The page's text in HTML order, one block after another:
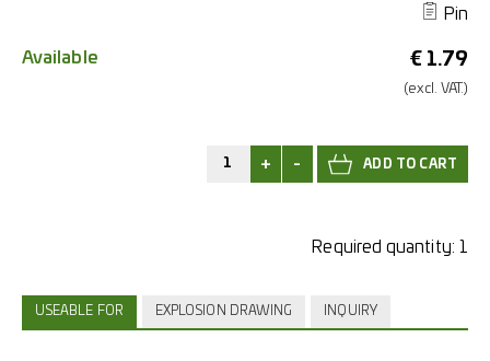
Pin
€ 1.79
(excl. VAT.)
Available
+ -
Required quantity: 1
USEABLE FOR EXPLOSION DRAWING INQUIRY